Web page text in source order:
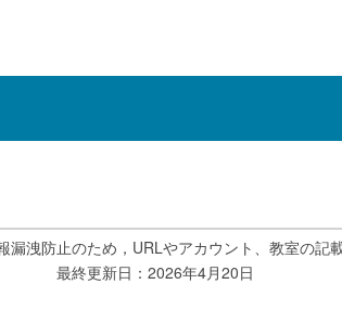
洩防止のため，URLやアカウント、教室の記
最終更新日：2026年4月20日